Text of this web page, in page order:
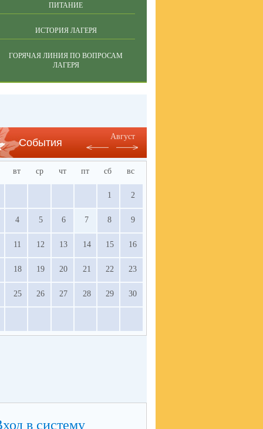
ПИТАНИЕ
ИСТОРИЯ ЛАГЕРЯ
ГОРЯЧАЯ ЛИНИЯ ПО ВОПРОСАМ
ЛАГЕРЯ
События
Август
вт ср чт пт сб вс
1 2
4 5 6 7 8 9
11 12 13 14 15 16
18 19 20 21 22 23
25 26 27 28 29 30
в систему